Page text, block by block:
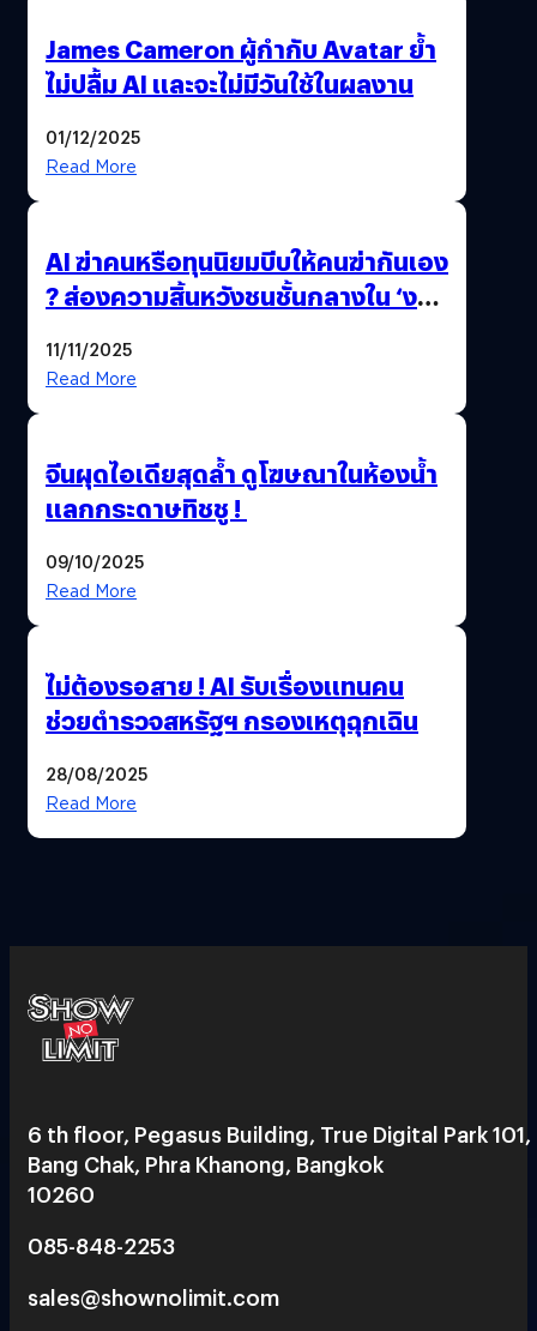
James Cameron ผู้กำกับ Avatar ย้ำ
ไม่ปลื้ม AI และจะไม่มีวันใช้ในผลงาน
01/12/2025
Read More
AI ฆ่าคนหรือทุนนิยมบีบให้คนฆ่ากันเอง
? ส่องความสิ้นหวังชนชั้นกลางใน ‘งาน
11/11/2025
Read More
จีนผุดไอเดียสุดล้ำ ดูโฆษณาในห้องน้ำ
แลกกระดาษทิชชู !
09/10/2025
Read More
ไม่ต้องรอสาย ! AI รับเรื่องแทนคน
ช่วยตำรวจสหรัฐฯ กรองเหตุฉุกเฉิน
28/08/2025
Read More
6 th floor, Pegasus Building, True Digital Park 101,
Bang Chak, Phra Khanong, Bangkok
10260
085-848-2253
sales@shownolimit.com